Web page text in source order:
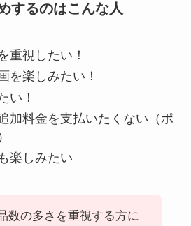
するのはこんな人
重視したい！
を楽しみたい！
い！
加料金を支払いたくない（ポ
楽しみたい
数の多さを重視する方に